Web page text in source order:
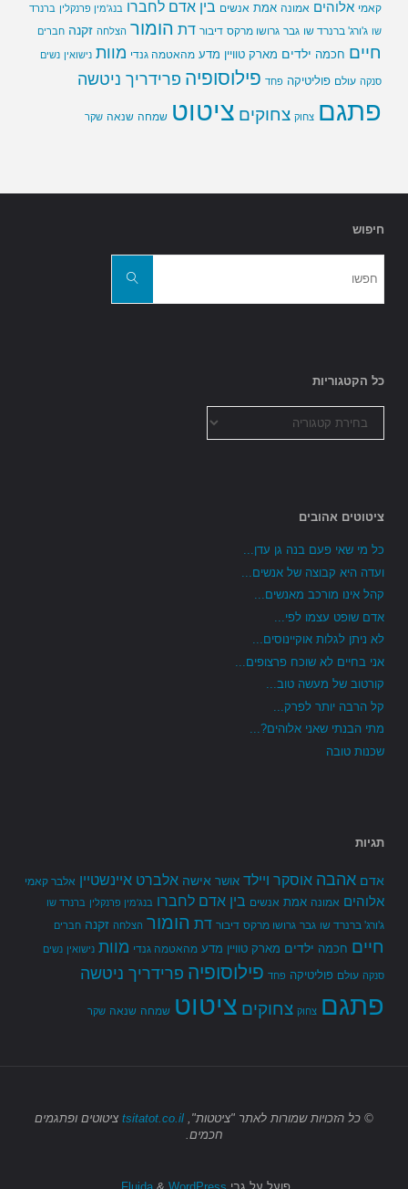
קאמי אלוהים אמונה אמת אנשים בין אדם לחברו בנג'מין פרנקלין ברנרד
שו ג'ורג' ברנרד שו גבר גרושו מרקס דיבור דת הומור הצלחה זקנה חברים
חיים חכמה ילדים מארק טוויין מדע מהאטמה גנדי מוות נישואין נשים
סנקה עולם פוליטיקה פחד פילוסופיה פרידריך ניטשה
פתגם צחוק צחוקים ציטוט שמחה שנאה שקר
חיפוש
חפשו
כל הקטגוריות
הקטגוריות
ציטוטים אהובים
כל מי שאי פעם בנה גן עדן...
ועדה היא קבוצה של אנשים...
קהל אינו מורכב מאנשים...
אדם שופט עצמו לפי...
לא ניתן לגלות אוקיינוסים...
אני בחיים לא שוכח פרצופים...
קורטוב של מעשה טוב...
קל הרבה יותר לפרק...
מתי הבנתי שאני אלוהים?...
שכנות טובה
תגיות
אדם אהבה אוסקר ויילד אושר אישה אלברט איינשטיין אלבר קאמי
אלוהים אמונה אמת אנשים בין אדם לחברו בנג'מין פרנקלין ברנרד שו
ג'ורג' ברנרד שו גבר גרושו מרקס דיבור דת הומור הצלחה זקנה חברים
חיים חכמה ילדים מארק טוויין מדע מהאטמה גנדי מוות נישואין נשים
סנקה עולם פוליטיקה פחד פילוסופיה פרידריך ניטשה
פתגם צחוק צחוקים ציטוט שמחה שנאה שקר
© כל הזכויות שמורות לאתר "ציטטות", tsitatot.co.il ציטוטים ופתגמים
חכמים.